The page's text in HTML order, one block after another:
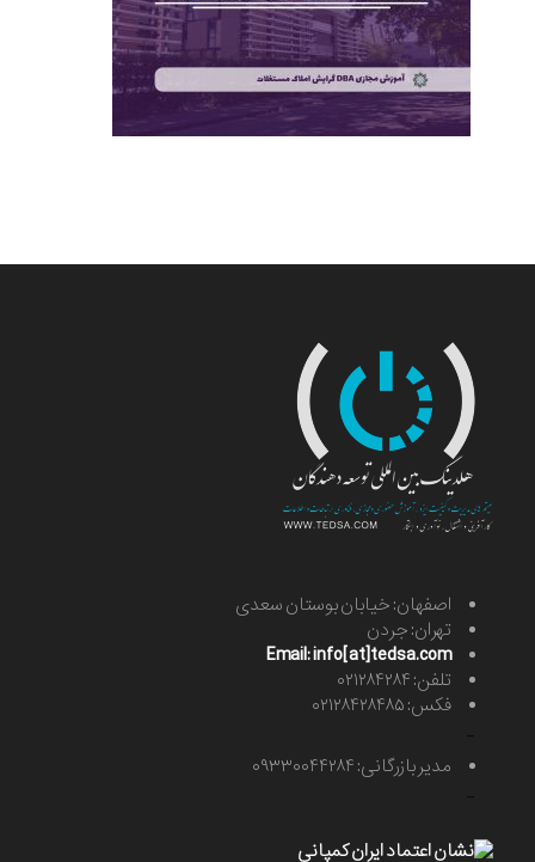
اصفهان: خیابان بوستان سعدی
تهران: جردن
Email: info[at]tedsa.com
تلفن: ۰۲۱۲۸۴۲۸۴
فکس: ۰۲۱۲۸۴۲۸۴۸۵
مدیر بازرگانی: ۰۹۳۳۰۰۴۴۲۸۴